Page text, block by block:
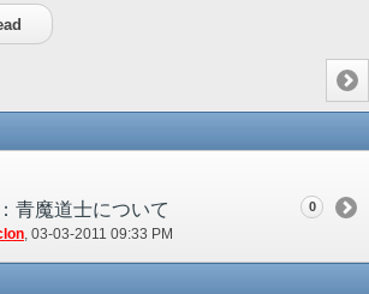
青魔道士について
‎, 03-03-2011 09:33 PM
0